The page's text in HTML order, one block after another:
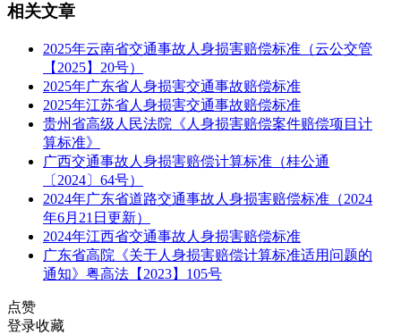
相关文章
2025年云南省交通事故人身损害赔偿标准（云公交管
【2025】20号）
2025年广东省人身损害交通事故赔偿标准
2025年江苏省人身损害交通事故赔偿标准
贵州省高级人民法院《人身损害赔偿案件赔偿项目计
算标准》
广西交通事故人身损害赔偿计算标准（桂公通
〔2024〕64号）
2024年广东省道路交通事故人身损害赔偿标准（2024
年6月21日更新）
2024年江西省交通事故人身损害赔偿标准
广东省高院《关于人身损害赔偿计算标准适用问题的
通知》粤高法【2023】105号
点赞
登录收藏